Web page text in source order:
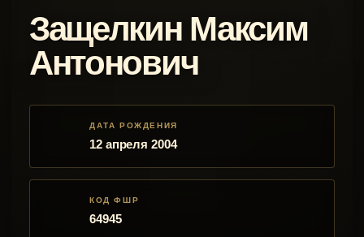
Защелкин Максим
Антонович
ДАТА РОЖДЕНИЯ
12 апреля 2004
КОД ФШР
64945